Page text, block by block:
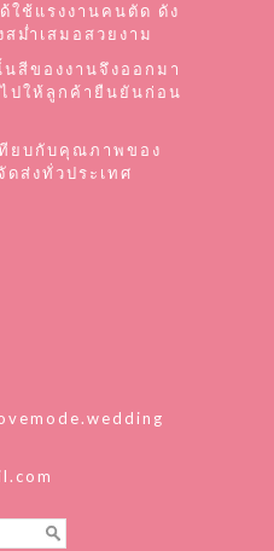
ใช้แรงงานคนตัด ดัง
ม่ำเสมอสวยงาม
สีของงานจึงออกมา
ปให้ลูกค้ายืนยันก่อน
ยบกับคุณภาพของ
ดส่งทั่วประเทศ